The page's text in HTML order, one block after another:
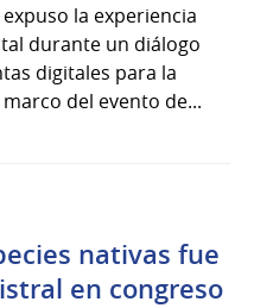
la experiencia
durante un diálogo
digitales para la
del evento de...
nativas fue
en congreso